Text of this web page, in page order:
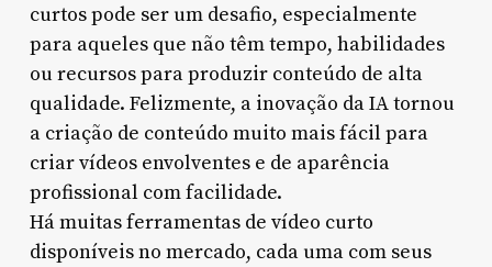
curtos pode ser um desafio, especialmente
para aqueles que não têm tempo, habilidades
ou recursos para produzir conteúdo de alta
qualidade. Felizmente, a inovação da IA tornou
a criação de conteúdo muito mais fácil para
criar vídeos envolventes e de aparência
profissional com facilidade.
Há muitas ferramentas de vídeo curto
disponíveis no mercado, cada uma com seus